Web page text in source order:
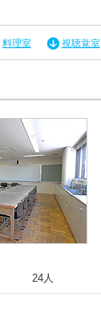
料理室 視聴覚室
24人